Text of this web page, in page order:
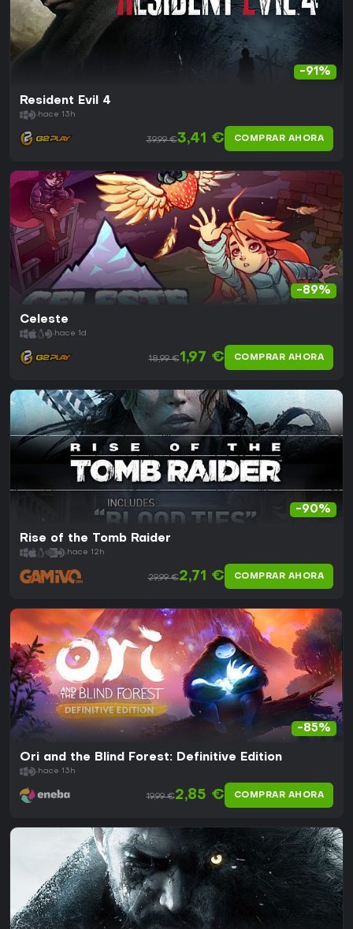
-91%
Resident Evil 4
hace 13h
39,99 €3,41 € COMPRAR AHORA
-89%
Celeste
hace 1d
18,99 €1,97 € COMPRAR AHORA
-90%
Rise of the Tomb Raider
hace 12h
29,99 €2,71 € COMPRAR AHORA
-85%
Ori and the Blind Forest: Definitive Edition
hace 13h
19,99 €2,85 € COMPRAR AHORA